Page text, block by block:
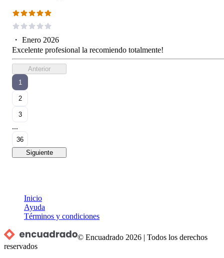
・ Enero 2026
Excelente profesional la recomiendo totalmente!
Anterior
1
2
3
...
36
Siguiente
Inicio
Ayuda
Términos y condiciones
© Encuadrado 2026 |Todos los derechos
reservados